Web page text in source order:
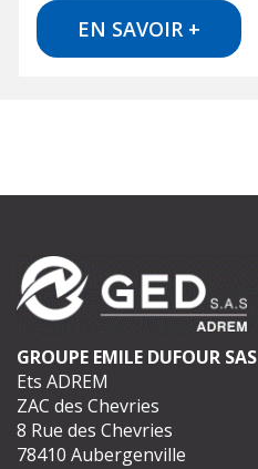
EN SAVOIR +
GROUPE EMILE DUFOUR SAS
Ets ADREM
ZAC des Chevries
8 Rue des Chevries
78410 Aubergenville